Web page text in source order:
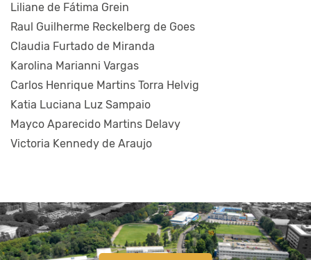
Liliane de Fátima Grein
Raul Guilherme Reckelberg de Goes
Claudia Furtado de Miranda
Karolina Marianni Vargas
Carlos Henrique Martins Torra Helvig
Katia Luciana Luz Sampaio
Mayco Aparecido Martins Delavy
Victoria Kennedy de Araujo